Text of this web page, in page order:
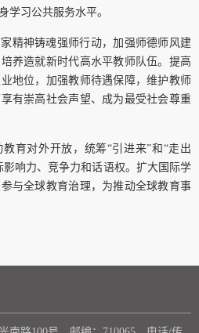
学习公共服务水平。
精神铸魂强师行动，加强师德师风建
养造就新时代高水平教师队伍。提高
地位，加强教师待遇保障，维护教师
有崇高社会声望、成为最受社会尊重
育对外开放，统筹“引进来”和“走出
响力、竞争力和话语权。扩大国际学
与全球教育治理，为推动全球教育事